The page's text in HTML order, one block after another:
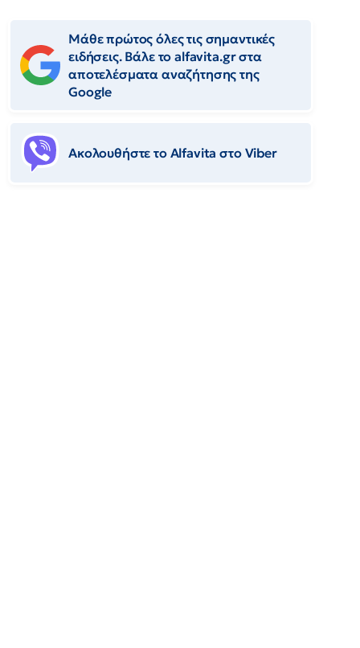
Μάθε πρώτος όλες τις σημαντικές
ειδήσεις. Βάλε το alfavita.gr στα
αποτελέσματα αναζήτησης της
Google
Ακολουθήστε το Αlfavita στο Viber